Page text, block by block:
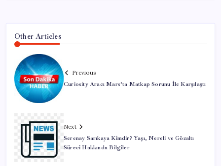
Other Articles
Previous
Curiosity Aracı Mars’ta Matkap Sorunu İle Karşılaştı
Next
Serenay Sarıkaya Kimdir? Yaşı, Nereli ve Gözaltı
Süreci Hakkında Bilgiler